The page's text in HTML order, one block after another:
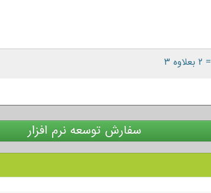
= ۲ بعلاوه ۳
سفارش توسعه نرم افزار